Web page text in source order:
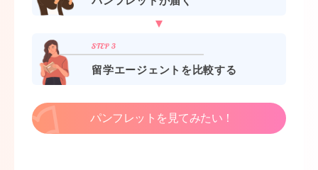
留学エージェントを比較する
パンフレットを見てみたい！